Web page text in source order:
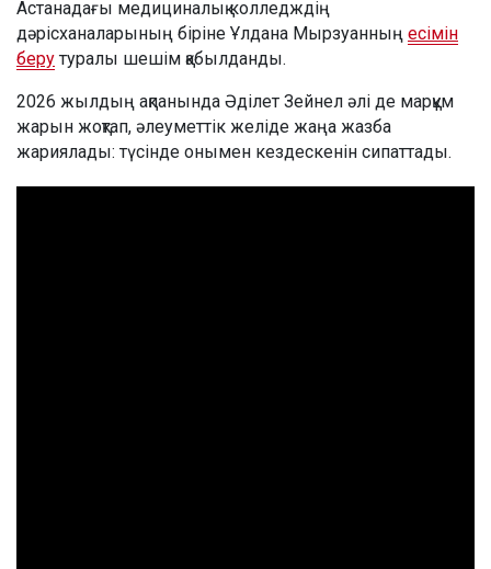
Астанадағы медициналық колледждің
дәрісханаларының біріне Ұлдана Мырзуанның есімін
беру туралы шешім қабылданды.
2026 жылдың ақпанында Әділет Зейнел әлі де марқұм
жарын жоқтап, әлеуметтік желіде жаңа жазба
жариялады: түсінде онымен кездескенін сипаттады.